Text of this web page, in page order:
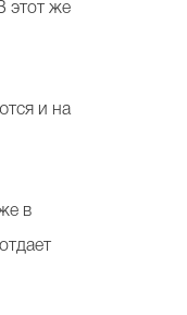
этот же
и на
в